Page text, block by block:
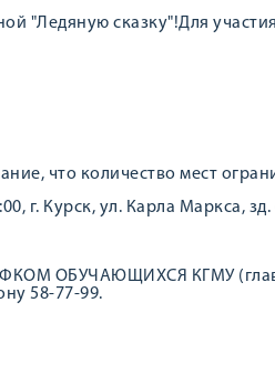
"Ледяную сказку"!Для
что количество мест
г. Курск, ул. Карла Маркса,
ОБУЧАЮЩИХСЯ КГМУ
58-77-99.